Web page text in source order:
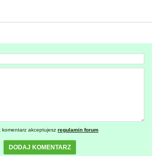
komentarz akceptujesz regulamin forum
DODAJ KOMENTARZ